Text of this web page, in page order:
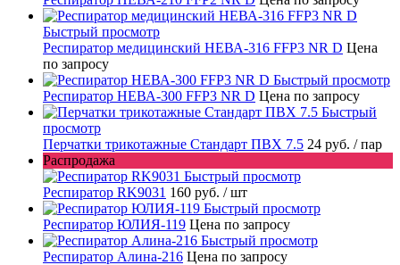
Быстрый просмотр
Респиратор медицинский НЕВА-316 FFP3 NR D Цена
по запросу
Быстрый просмотр
Респиратор НЕВА-300 FFP3 NR D Цена по запросу
Быстрый
просмотр
Перчатки трикотажные Стандарт ПВХ 7.5 24 руб. / пар
Распродажа
Быстрый просмотр
Респиратор RK9031 160 руб. / шт
Быстрый просмотр
Респиратор ЮЛИЯ-119 Цена по запросу
Быстрый просмотр
Респиратор Алина-216 Цена по запросу